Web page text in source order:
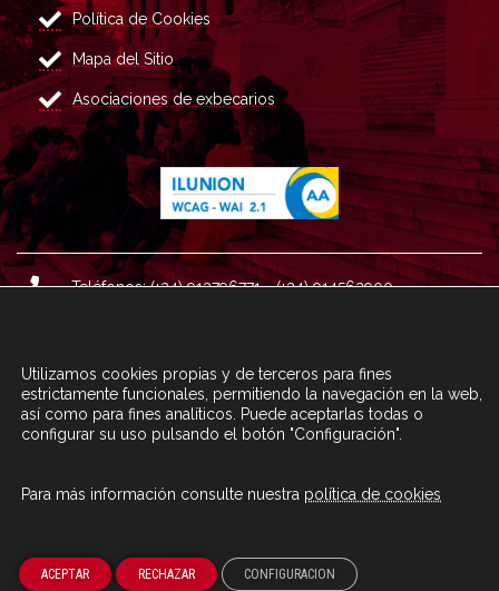
Política de Cookies
Mapa del Sitio
Asociaciones de exbecarios
Teléfonos: (+34) 913796771 - (+34) 914562900
Correo : informacion@fundacioncarolina.es
CONTACTA CON FCA TRAVÉS DEL
Utilizamos cookies propias y de terceros para fines
estrictamente funcionales, permitiendo la navegación en la web,
así como para fines analíticos. Puede aceptarlas todas o
configurar su uso pulsando el botón "Configuración".
Para más información consulte nuestra política de cookies
ACEPTAR RECHAZAR CONFIGURACION